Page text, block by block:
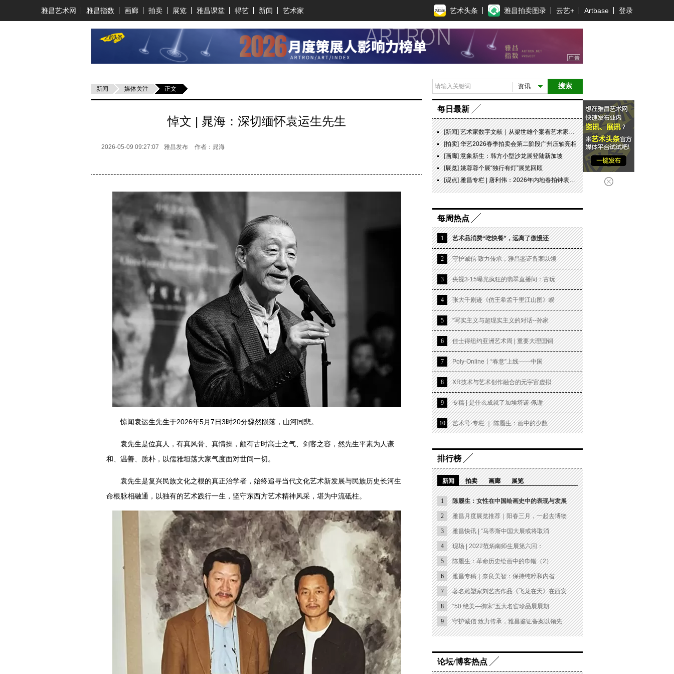
雅昌艺术网 雅昌指数 画廊 拍卖 展览 雅昌课堂 得艺 新闻 艺术家 艺术头条 雅昌拍卖图录 云艺+ Artbase 登录
新闻 媒体关注 正文
悼文 | 晁海：深切缅怀袁运生先生
2026-05-09 09:27:07 雅昌发布 作者：晁海
惊闻袁运生先生于2026年5月7日3时20分骤然陨落，山河同悲。
袁先生是位真人，有真风骨、真情操，颇有古时高士之气、剑客之容，然先生平素为人谦
和、温善、质朴，以儒雅坦荡大家气度面对世间一切。
袁先生是复兴民族文化之根的真正治学者，始终追寻当代文化艺术新发展与民族历史长河生
命根脉相融通，以独有的艺术践行一生，坚守东西方艺术精神风采，堪为中流砥柱。
搜索
资讯
每日最新
[新闻]艺术家数字文献｜从梁世雄个案看艺术家艺术数字文献的重要性和紧迫性
[拍卖]华艺2026春季拍卖会第二阶段广州压轴亮相
[画廊]意象新生：韩方小型沙龙展登陆新加坡
[展览]姚蓉蓉个展“独行有灯”展览回顾
[观点]雅昌专栏 | 唐利伟：2026年内地春拍钟表市场观察 赛道重构、圈层分化与收藏逻辑迭代
每周热点
1 艺术品消费“吃快餐”，远离了傲慢还
2 守护诚信 致力传承，雅昌鉴证备案以领
3 央视3·15曝光疯狂的翡翠直播间：古玩
4 张大千剧迹《仿王希孟千里江山图》睽
5 “写实主义与超现实主义的对话--孙家
6 佳士得纽约亚洲艺术周 | 重要大理国铜
7 Poly-Online丨“春意”上线——中国
8 XR技术与艺术创作融合的元宇宙虚拟
9 专稿 | 是什么成就了加埃塔诺·佩谢
10 艺术号·专栏 ｜ 陈履生：画中的少数
排行榜
新闻 拍卖 画廊 展览
1 陈履生：女性在中国绘画史中的表现与发展
2 雅昌月度展览推荐｜阳春三月，一起去博物
3 雅昌快讯 | “马蒂斯中国大展或将取消
4 现场 | 2022范炳南师生展第六回：
5 陈履生：革命历史绘画中的巾帼（2）
6 雅昌专稿｜奈良美智：保持纯粹和内省
7 著名雕塑家刘艺杰作品《飞龙在天》在西安
8 “50 绝美—御宋”五大名窑珍品展展期
9 守护诚信 致力传承，雅昌鉴证备案以领先
论坛/博客热点